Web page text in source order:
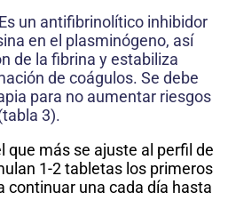
un antifibrinolítico inhibidor
en el plasminógeno, así
de la fibrina y estabiliza
de coágulos. Se debe
para no aumentar riesgos
3).
que más se ajuste al perfil de
1-2 tabletas los primeros
continuar una cada día hasta